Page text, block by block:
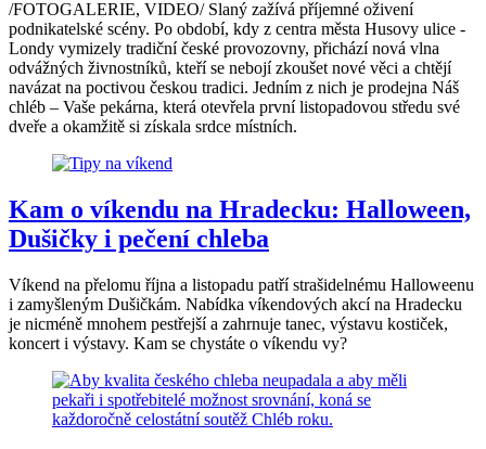
/FOTOGALERIE, VIDEO/ Slaný zažívá příjemné oživení
podnikatelské scény. Po období, kdy z centra města Husovy ulice -
Londy vymizely tradiční české provozovny, přichází nová vlna
odvážných živnostníků, kteří se nebojí zkoušet nové věci a chtějí
navázat na poctivou českou tradici. Jedním z nich je prodejna Náš
chléb – Vaše pekárna, která otevřela první listopadovou středu své
dveře a okamžitě si získala srdce místních.
Kam o víkendu na Hradecku: Halloween,
Dušičky i pečení chleba
Víkend na přelomu října a listopadu patří strašidelnému Halloweenu
i zamyšleným Dušičkám. Nabídka víkendových akcí na Hradecku
je nicméně mnohem pestřejší a zahrnuje tanec, výstavu kostiček,
koncert i výstavy. Kam se chystáte o víkendu vy?